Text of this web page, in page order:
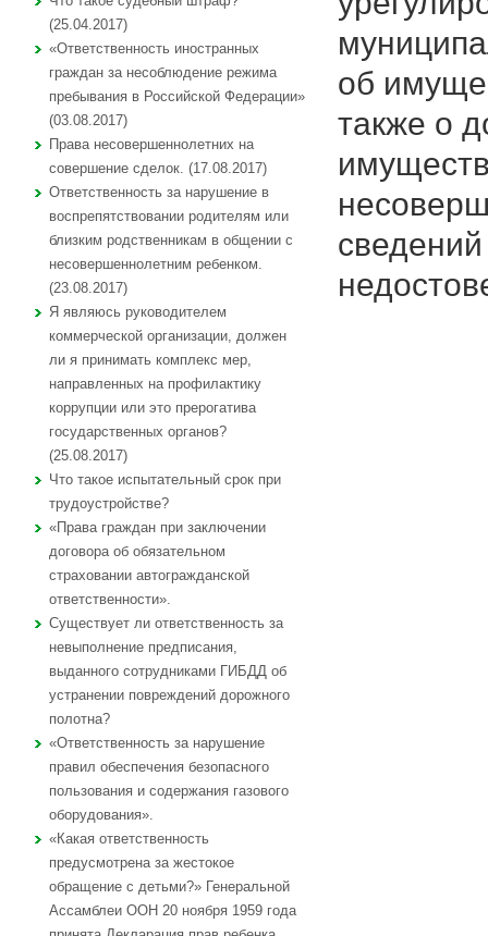
(25.04.2017)
«Ответственность иностранных
граждан за несоблюдение режима
пребывания в Российской Федерации»
(03.08.2017)
Права несовершеннолетних на
совершение сделок. (17.08.2017)
Ответственность за нарушение в
воспрепятствовании родителям или
близким родственникам в общении с
несовершеннолетним ребенком.
(23.08.2017)
Я являюсь руководителем
коммерческой организации, должен
ли я принимать комплекс мер,
направленных на профилактику
коррупции или это прерогатива
государственных органов?
(25.08.2017)
Что такое испытательный срок при
трудоустройстве?
«Права граждан при заключении
договора об обязательном
страховании автогражданской
ответственности».
Существует ли ответственность за
невыполнение предписания,
выданного сотрудниками ГИБДД об
устранении повреждений дорожного
полотна?
«Ответственность за нарушение
правил обеспечения безопасного
пользования и содержания газового
оборудования».
«Какая ответственность
предусмотрена за жестокое
обращение с детьми?» Генеральной
Ассамблеи ООН 20 ноября 1959 года
об
также о